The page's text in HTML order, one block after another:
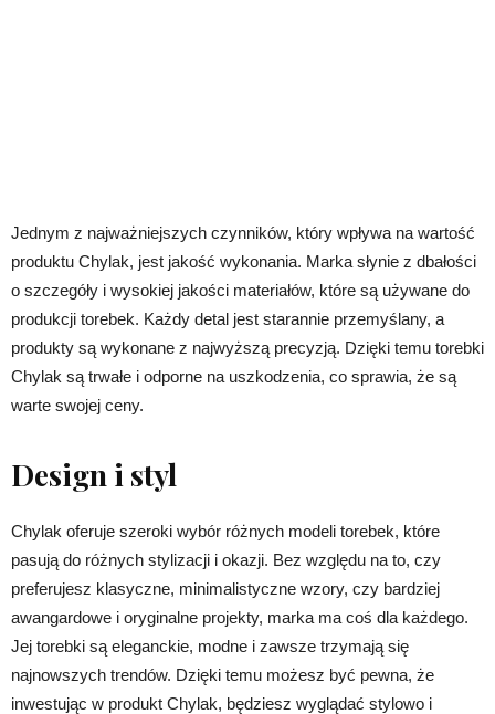
Jednym z najważniejszych czynników, który wpływa na wartość
produktu Chylak, jest jakość wykonania. Marka słynie z dbałości
o szczegóły i wysokiej jakości materiałów, które są używane do
produkcji torebek. Każdy detal jest starannie przemyślany, a
produkty są wykonane z najwyższą precyzją. Dzięki temu torebki
Chylak są trwałe i odporne na uszkodzenia, co sprawia, że są
warte swojej ceny.
Design i styl
Chylak oferuje szeroki wybór różnych modeli torebek, które
pasują do różnych stylizacji i okazji. Bez względu na to, czy
preferujesz klasyczne, minimalistyczne wzory, czy bardziej
awangardowe i oryginalne projekty, marka ma coś dla każdego.
Jej torebki są eleganckie, modne i zawsze trzymają się
najnowszych trendów. Dzięki temu możesz być pewna, że
inwestując w produkt Chylak, będziesz wyglądać stylowo i